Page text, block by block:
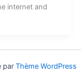
internet and
par Thème WordPress